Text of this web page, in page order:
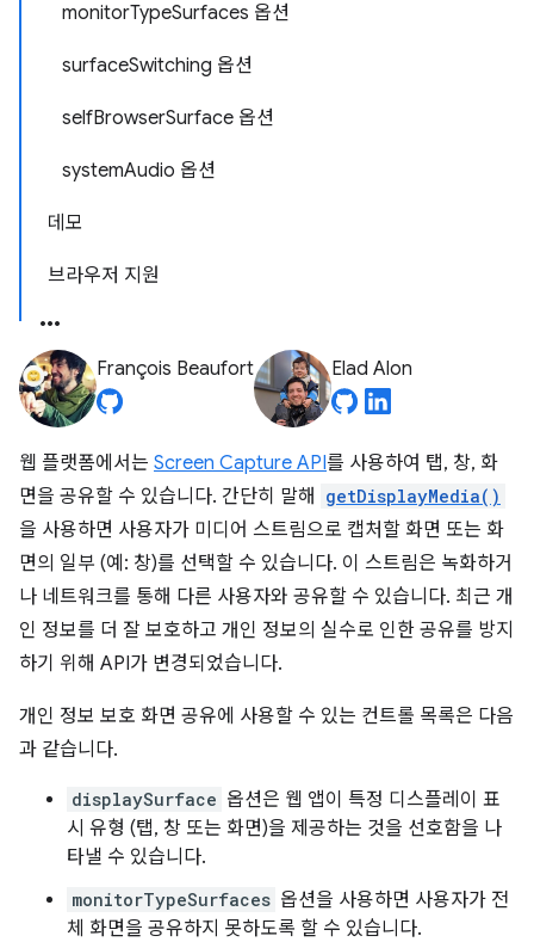
monitorTypeSurfaces 옵션
surfaceSwitching 옵션
selfBrowserSurface 옵션
systemAudio 옵션
데모
브라우저 지원
François Beaufort Elad Alon
웹 플랫폼에서는 Screen Capture API를 사용하여 탭, 창, 화
면을 공유할 수 있습니다. 간단히 말해
getDisplayMedia()
을 사용하면 사용자가 미디어 스트림으로 캡처할 화면 또는 화
면의 일부 (예: 창)를 선택할 수 있습니다. 이 스트림은 녹화하거
나 네트워크를 통해 다른 사용자와 공유할 수 있습니다. 최근 개
인 정보를 더 잘 보호하고 개인 정보의 실수로 인한 공유를 방지
하기 위해 API가 변경되었습니다.
개인 정보 보호 화면 공유에 사용할 수 있는 컨트롤 목록은 다음
과 같습니다.
displaySurface 옵션은 웹 앱이 특정 디스플레이 표
시 유형 (탭, 창 또는 화면)을 제공하는 것을 선호함을 나
타낼 수 있습니다.
monitorTypeSurfaces 옵션을 사용하면 사용자가 전
체 화면을 공유하지 못하도록 할 수 있습니다.